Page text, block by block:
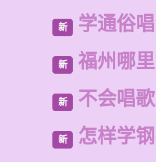
新 学通俗
新 福州哪
新 不会唱
新 怎样学